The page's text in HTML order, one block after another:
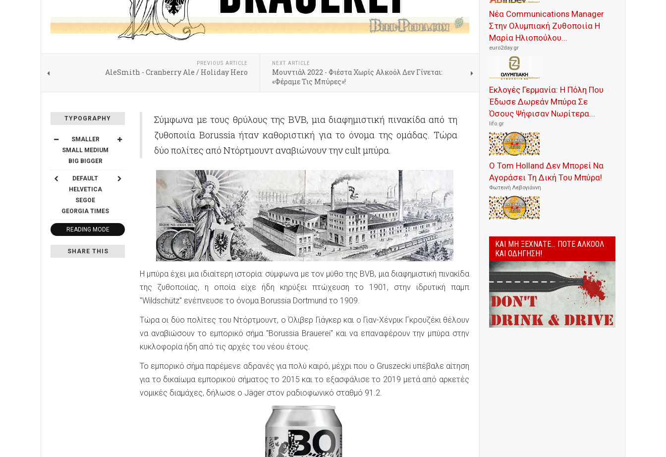
PREVIOUS ARTICLE
AleSmith - Cranberry Ale / Holiday Hero
NEXT ARTICLE
Μουντιάλ 2022 - Φιέστα Χωρίς Αλκοόλ Δεν Γίνεται:
«Φέραμε Τις Μπύρες»!
TYPOGRAPHY
SMALLER
SMALL MEDIUM
BIG BIGGER
DEFAULT
HELVETICA
SEGOE
GEORGIA TIMES
READING MODE
SHARE THIS
Σύμφωνα με τους θρύλους της BVB, μια διαφημιστική πινακίδα από τη
ζυθοποιία Borussia ήταν καθοριστική για το όνομα της ομάδας. Τώρα
δύο πολίτες από Ντόρτμουντ αναβιώνουν την cult μπύρα.
Η μπύρα έχει μια ιδιαίτερη ιστορία: σύμφωνα με τον μύθο της BVB, μια διαφημιστική πινακίδα
της ζυθοποιίας, η οποία είχε ήδη κηρύξει πτώχευση το 1901, στην ιδρυτική παμπ
"Wildschütz" ενέπνευσε το όνομα Borussia Dortmund το 1909.
Τώρα οι δύο πολίτες του Ντόρτμουντ, ο Όλιβερ Γιάγκερ και ο Γιαν-Χένρικ Γκρουζέκι θέλουν
να αναβιώσουν το εμπορικό σήμα "Borussia Brauerei" και να επαναφέρουν την μπύρα στην
κυκλοφορία ήδη από τις αρχές του νέου έτους.
Το εμπορικό σήμα παρέμενε αδρανές για πολύ καιρό, μέχρι που ο Gruszecki υπέβαλε αίτηση
για το δικαίωμα εμπορικού σήματος το 2015 και το εξασφάλισε το 2019 μετά από αρκετές
νομικές διαμάχες, δήλωσε ο Jäger στον ραδιοφωνικό σταθμό 91.2.
Νέα Communications Manager
Στην Ολυμπιακή Ζυθοποιία Η
Μαρία Ηλιοπούλου...
euro2day.gr
Εκλογές Γερμανία: Η Πόλη Που
Έδωσε Δωρεάν Μπύρα Σε
Όσους Ψήφισαν Νωρίτερα...
lifo.gr
Ο Tom Holland Δεν Μπορεί Να
Αγοράσει Τη Δική Του Μπύρα!
Φωτεινή Λεβογιάννη
ΚΑΙ ΜΗ ΞΕΧΝΆΤΕ... ΠΟΤΈ ΑΛΚΟΌΛ
ΚΑΙ ΟΔΉΓΗΣΗ!